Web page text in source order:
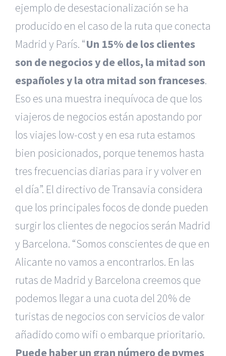
ejemplo de desestacionalización se ha
producido en el caso de la ruta que conecta
Madrid y París. “Un 15% de los clientes
son de negocios y de ellos, la mitad son
españoles y la otra mitad son franceses.
Eso es una muestra inequívoca de que los
viajeros de negocios están apostando por
los viajes low-cost y en esa ruta estamos
bien posicionados, porque tenemos hasta
tres frecuencias diarias para ir y volver en
el día”. El directivo de Transavia considera
que los principales focos de donde pueden
surgir los clientes de negocios serán Madrid
y Barcelona. “Somos conscientes de que en
Alicante no vamos a encontrarlos. En las
rutas de Madrid y Barcelona creemos que
podemos llegar a una cuota del 20% de
turistas de negocios con servicios de valor
añadido como wifi o embarque prioritario.
Puede haber un gran número de pymes